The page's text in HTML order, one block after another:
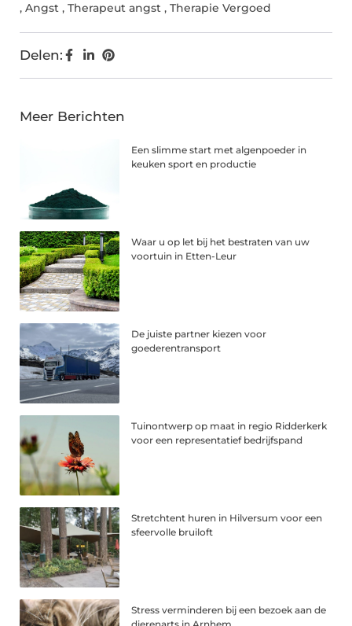
, Angst , Therapeut angst , Therapie Vergoed
Delen:
Meer Berichten
Een slimme start met algenpoeder in
keuken sport en productie
Waar u op let bij het bestraten van uw
voortuin in Etten-Leur
De juiste partner kiezen voor
goederentransport
Tuinontwerp op maat in regio Ridderkerk
voor een representatief bedrijfspand
Stretchtent huren in Hilversum voor een
sfeervolle bruiloft
Stress verminderen bij een bezoek aan de